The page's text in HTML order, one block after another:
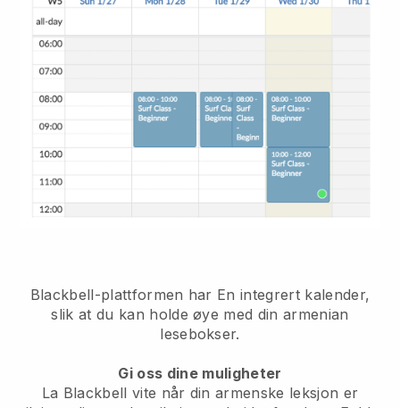
Blackbell-plattformen har En integrert kalender,
slik at du kan holde øye med din armenian
lesebokser.
Gi oss dine muligheter
La Blackbell vite når din armenske leksjon er